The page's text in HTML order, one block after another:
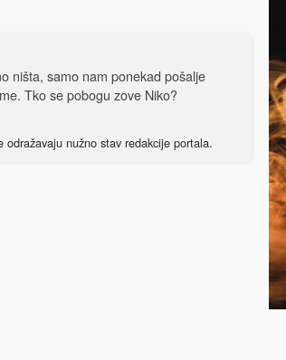
ništa, samo nam ponekad pošalje
Tko se pobogu zove Niko?
nužno stav redakcije portala.